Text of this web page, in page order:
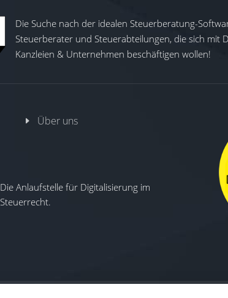
Die Suche nach der idealen Steuerberatung-
Steuerberater und Steuerabteilungen, die sich mit
Kanzleien & Unternehmen beschäftigen wollen!
Über uns
Die Anlaufstelle für Digitalisierung im
Steuerrecht.